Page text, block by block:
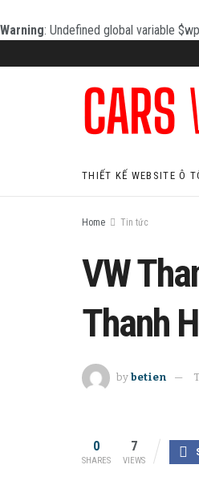
Warning: Undefined global variable
THIẾT KẾ WEBSITE Ô
Home Tin tức
VW
Thanh
by betien
0
SHARES
7
VIEWS